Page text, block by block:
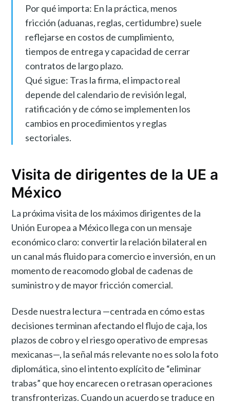
Por qué importa: En la práctica, menos
fricción (aduanas, reglas, certidumbre) suele
reflejarse en costos de cumplimiento,
tiempos de entrega y capacidad de cerrar
contratos de largo plazo.
Qué sigue: Tras la firma, el impacto real
depende del calendario de revisión legal,
ratificación y de cómo se implementen los
cambios en procedimientos y reglas
sectoriales.
Visita de dirigentes de la UE a
México
La próxima visita de los máximos dirigentes de la
Unión Europea a México llega con un mensaje
económico claro: convertir la relación bilateral en
un canal más fluido para comercio e inversión, en un
momento de reacomodo global de cadenas de
suministro y de mayor fricción comercial.
Desde nuestra lectura —centrada en cómo estas
decisiones terminan afectando el flujo de caja, los
plazos de cobro y el riesgo operativo de empresas
mexicanas—, la señal más relevante no es solo la foto
diplomática, sino el intento explícito de “eliminar
trabas” que hoy encarecen o retrasan operaciones
transfronterizas. Cuando un acuerdo se traduce en